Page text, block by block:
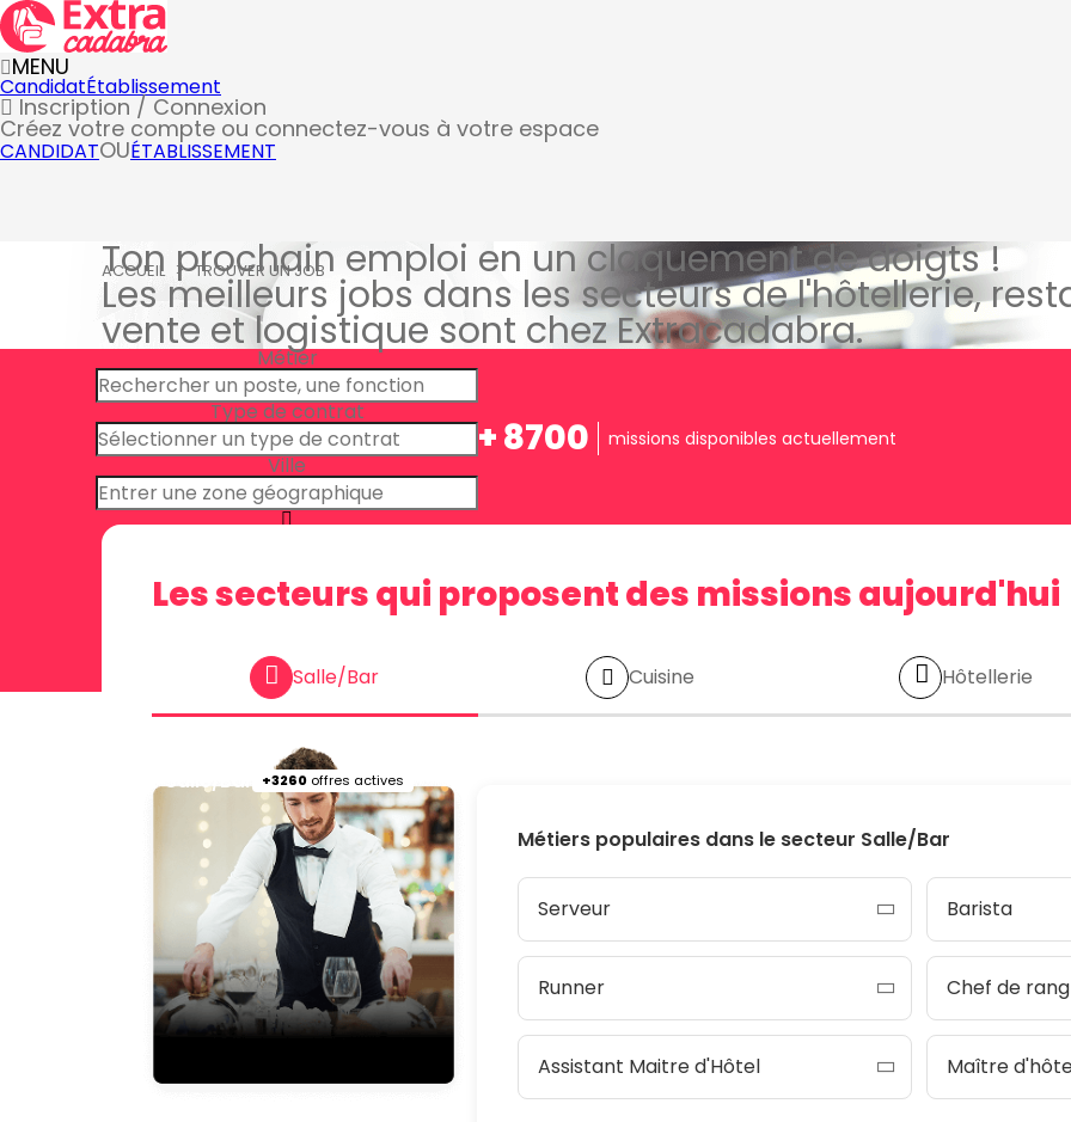
MENU
CandidatÉtablissement
Inscription / Connexion
Créez votre compte ou connectez-vous à votre espace
CANDIDATOUÉTABLISSEMENT
ACCUEIL TROUVER UN JOB
Ton prochain emploi en un claquement de doigts !
Les meilleurs jobs dans les secteurs de l'hôtellerie,
vente et logistique sont chez Extracadabra.
Métier
Type de contrat
Ville
+ 8700 missions disponibles actuellement
Les secteurs qui proposent des missions aujourd'hui
Salle/Bar Cuisine Hôtellerie
Salle/Bar +3260 offres actives
Métiers populaires dans le secteur Salle/Bar
Serveur Barista
Runner Chef de rang
Assistant Maitre d'Hôtel Maître